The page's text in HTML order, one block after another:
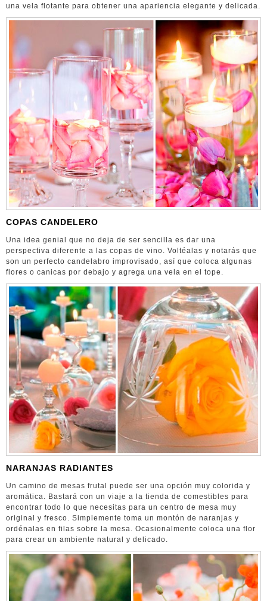
una vela flotante para obtener una apariencia elegante y delicada.
COPAS CANDELERO
Una idea genial que no deja de ser sencilla es dar una
perspectiva diferente a las copas de vino. Voltéalas y notarás que
son un perfecto candelabro improvisado, así que coloca algunas
flores o canicas por debajo y agrega una vela en el tope.
NARANJAS RADIANTES
Un camino de mesas frutal puede ser una opción muy colorida y
aromática. Bastará con un viaje a la tienda de comestibles para
encontrar todo lo que necesitas para un centro de mesa muy
original y fresco. Simplemente toma un montón de naranjas y
ordénalas en filas sobre la mesa. Ocasionalmente coloca una flor
para crear un ambiente natural y delicado.